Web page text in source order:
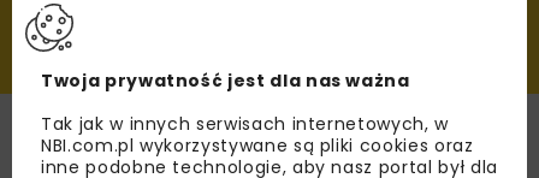
Organizator:
Fundacja Wody, Izba Gospodarcza
„Wodociągi Polskie”, Miasto Gdańsk
Tel.:
+48 501 209 346
E-mail: j.sobolewski@gdanskiewody.pl
Twoja prywatność jest dla nas ważna
Tak jak w innych serwisach internetowych, w
NBI.com.pl wykorzystywane są pliki cookies oraz
inne podobne technologie, aby nasz portal był dla